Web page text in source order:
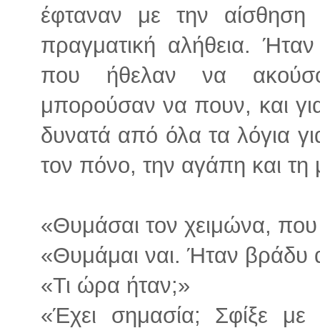
έφταναν με την
πραγματική αλήθεια. Ήταν
που ήθελαν να
μπορούσαν να πουν, και
δυνατά από όλα τα λόγια
τον πόνο, την αγάπη και τη
«Θυμάσαι τον χειμώνα,
«Θυμάμαι ναι. Ήταν
«Τι ώρα ήταν;»
«Έχει σημασία; Σφίξε